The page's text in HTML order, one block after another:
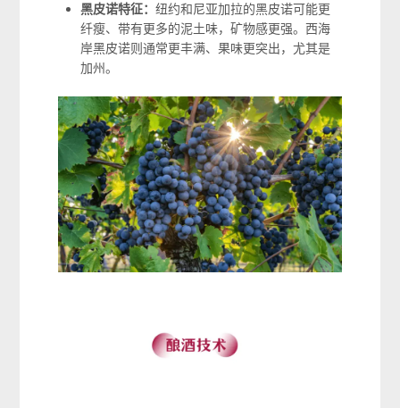
黑皮诺特征： 纽约和尼亚加拉的黑皮诺可能更
纤瘦、带有更多的泥土味，矿物感更强。西海
岸黑皮诺则通常更丰满、果味更突出，尤其是
加州。